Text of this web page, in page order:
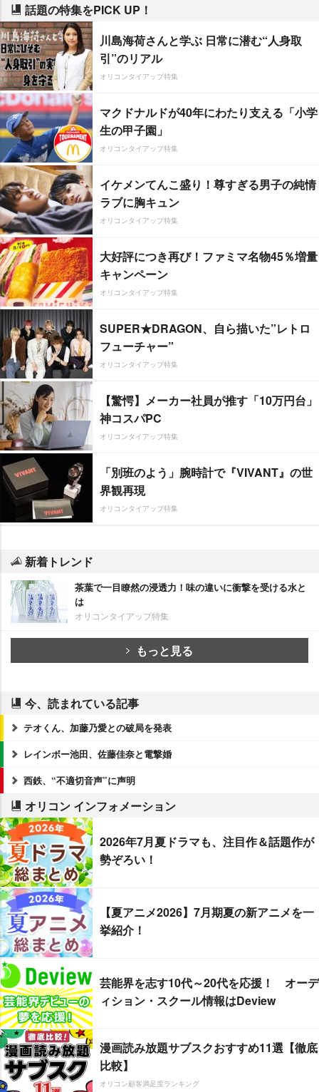
話題の特集をPICK UP！
川島海荷さんと学ぶ 日常に潜む“人身取
引”のリアル
オリコンタイアップ特集
マクドナルドが40年にわたり支える「小学
生の甲子園」
オリコンタイアップ特集
イケメンてんこ盛り！尊すぎる男子の純情
ラブに胸キュン
オリコンタイアップ特集
大好評につき再び！ファミマ名物45％増量
キャンペーン
オリコンタイアップ特集
SUPER★DRAGON、自ら描いた”レトロ
フューチャー”
オリコンタイアップ特集
【驚愕】メーカー社員が推す「10万円台」
神コスパPC
オリコンタイアップ特集
「別班のよう」腕時計で『VIVANT』の世
界観再現
オリコンタイアップ特集
新着トレンド
茶葉で一目瞭然の浸透力！味の違いに衝撃を受ける水と
は
オリコンタイアップ特集
もっと見る
今、読まれている記事
テオくん、加藤乃愛との破局を発表
レインボー池田、佐藤佳奈と電撃婚
西鉄、“不適切音声”に声明
オリコン インフォメーション
2026年7月夏ドラマも、注目作＆話題作が
勢ぞろい！
【夏アニメ2026】7月期夏の新アニメを一
挙紹介！
芸能界を志す10代～20代を応援！ オーデ
ィション・スクール情報はDeview
漫画読み放題サブスクおすすめ11選【徹底
比較】
オリコン顧客満足度ランキング